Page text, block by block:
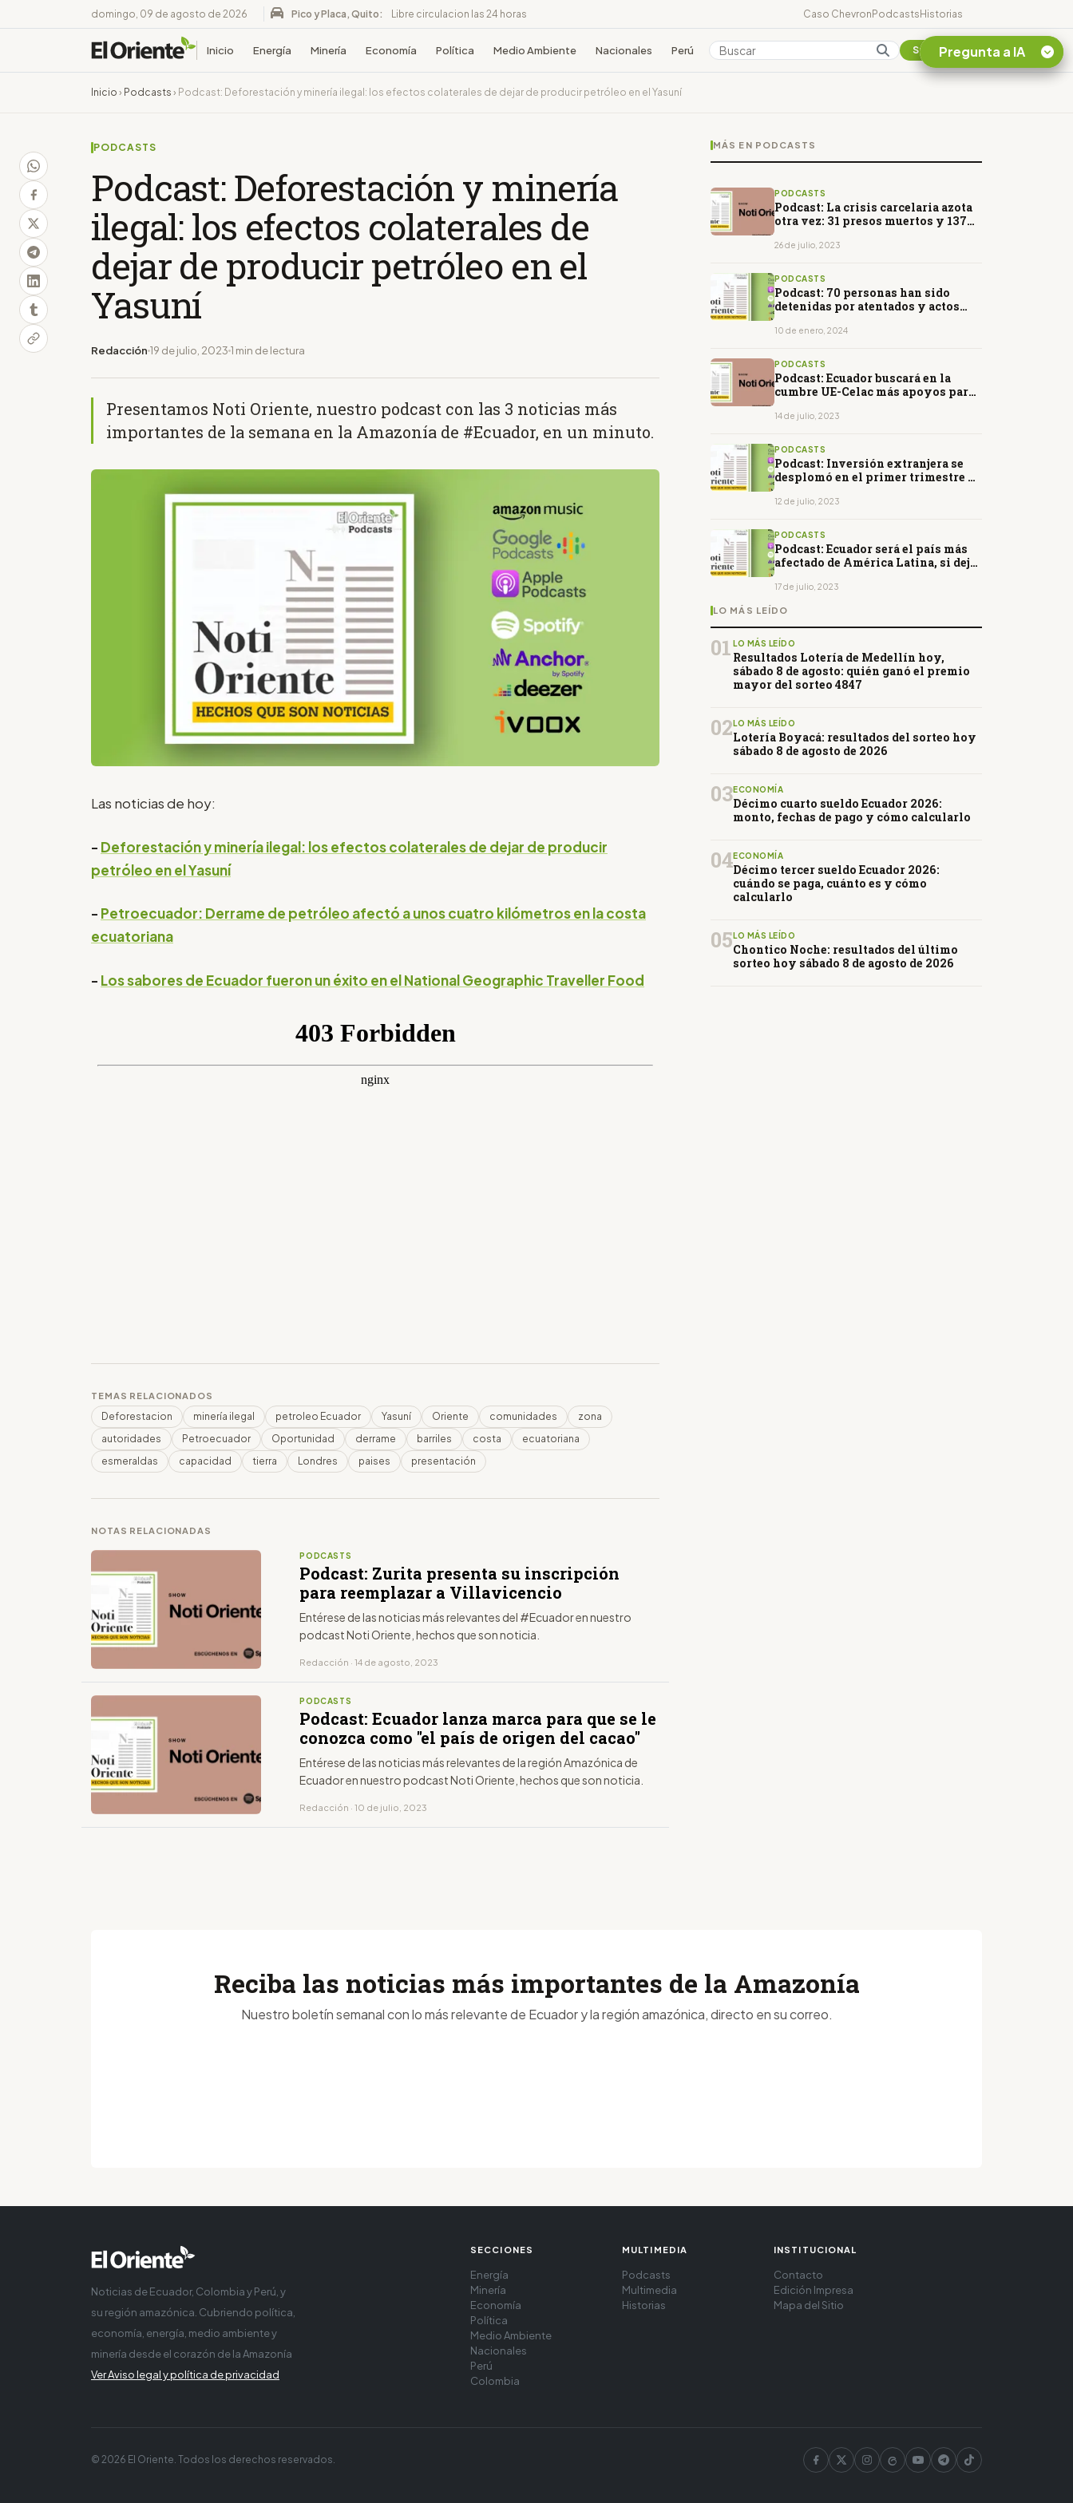
domingo, 09 de agosto de 2026 Pico y Placa, Quito: Libre circulacion las 24 horas Caso ChevronPodcastsHistorias
Inicio Energía Minería Economía Política Medio Ambiente Nacionales Perú Colombia Suscribirse
Inicio › Podcasts › Podcast: Deforestación y minería ilegal: los efectos colaterales de dejar de producir petróleo en el Yasuní
PODCASTS
Podcast: Deforestación y minería
ilegal: los efectos colaterales de
dejar de producir petróleo en el
Yasuní
Redacción 19 de julio, 2023 1 min de lectura
Presentamos Noti Oriente, nuestro podcast con las 3 noticias más
importantes de la semana en la Amazonía de #Ecuador, en un minuto.
Las noticias de hoy:
- Deforestación y minería ilegal: los efectos colaterales de dejar de producir
petróleo en el Yasuní
- Petroecuador: Derrame de petróleo afectó a unos cuatro kilómetros en la costa
ecuatoriana
- Los sabores de Ecuador fueron un éxito en el National Geographic Traveller Food
TEMAS RELACIONADOS
Deforestacion minería ilegal petroleo Ecuador Yasuní Oriente comunidades
zona
autoridades
Petroecuador Oportunidad derrame barriles costa
ecuatoriana
esmeraldas
capacidad tierra Londres paises presentación
NOTAS RELACIONADAS
PODCASTS
Podcast: Zurita presenta su inscripción
para reemplazar a Villavicencio
Entérese de las noticias más relevantes del #Ecuador en nuestro
podcast Noti Oriente, hechos que son noticia.
Redacción · 14 de agosto, 2023
PODCASTS
Podcast: Ecuador lanza marca para que se le
conozca como "el país de origen del cacao"
Entérese de las noticias más relevantes de la región Amazónica de
Ecuador en nuestro podcast Noti Oriente, hechos que son noticia.
Redacción · 10 de julio, 2023
MÁS EN PODCASTS
PODCASTS
Podcast: La crisis carcelaria azota
otra vez: 31 presos muertos y 137
26 de julio, 2023
PODCASTS
Podcast: 70 personas han sido
detenidas por atentados y actos
10 de enero, 2024
PODCASTS
Podcast: Ecuador buscará en la
cumbre UE-Celac más apoyos para
14 de julio, 2023
PODCASTS
Podcast: Inversión extranjera se
desplomó en el primer trimestre de
12 de julio, 2023
PODCASTS
Podcast: Ecuador será el país más
afectado de América Latina, si deja
Economist
17 de julio, 2023
LO MÁS LEÍDO
01 LO MÁS LEÍDO
Resultados Lotería de Medellín hoy,
sábado 8 de agosto: quién ganó el premio
mayor del sorteo 4847
02 LO MÁS LEÍDO
Lotería Boyacá: resultados del sorteo hoy
sábado 8 de agosto de 2026
03ECONOMÍA
Décimo cuarto sueldo Ecuador 2026:
monto, fechas de pago y cómo calcularlo
04ECONOMÍA
Décimo tercer sueldo Ecuador 2026:
cuándo se paga, cuánto es y cómo
calcularlo
05 LO MÁS LEÍDO
Chontico Noche: resultados del último
sorteo hoy sábado 8 de agosto de 2026
Pregunta a IA
¿En que consiste la
Reciba las noticias más importantes de la Amazonía
Nuestro boletín semanal con lo más relevante de Ecuador y la región amazónica, directo en su correo.
Noticias de Ecuador, Colombia y Perú, y
su región amazónica. Cubriendo política,
economía, energía, medio ambiente y
minería desde el corazón de la Amazonía
Ver Aviso legal y política de privacidad
SECCIONES
Energía
Minería
Economía
Política
Medio Ambiente
Nacionales
Perú
Colombia
MULTIMEDIA
Podcasts
Multimedia
Historias
INSTITUCIONAL
Contacto
Edición Impresa
Mapa del Sitio
© 2026 El Oriente. Todos los derechos reservados.